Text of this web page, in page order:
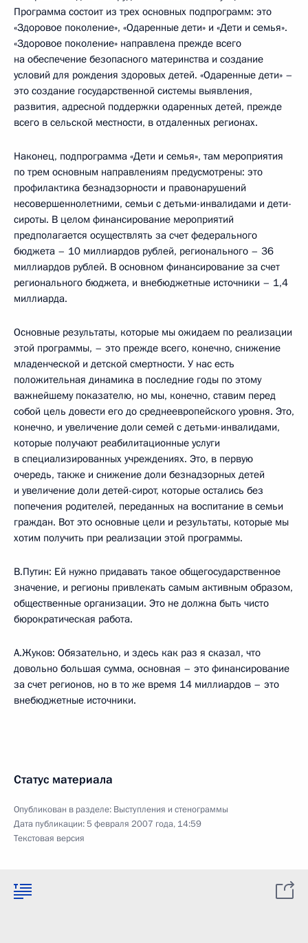
Программа состоит из трех основных подпрограмм: это
«Здоровое поколение», «Одаренные дети» и «Дети и семья».
«Здоровое поколение» направлена прежде всего
на обеспечение безопасного материнства и создание
условий для рождения здоровых детей. «Одаренные дети» –
это создание государственной системы выявления,
развития, адресной поддержки одаренных детей, прежде
всего в сельской местности, в отдаленных регионах.
Наконец, подпрограмма «Дети и семья», там мероприятия
по трем основным направлениям предусмотрены: это
профилактика безнадзорности и правонарушений
несовершеннолетними, семьи с детьми-инвалидами и дети-
сироты. В целом финансирование мероприятий
предполагается осуществлять за счет федерального
бюджета – 10 миллиардов рублей, регионального – 36
миллиардов рублей. В основном финансирование за счет
регионального бюджета, и внебюджетные источники – 1,4
миллиарда.
Основные результаты, которые мы ожидаем по реализации
этой программы, – это прежде всего, конечно, снижение
младенческой и детской смертности. У нас есть
положительная динамика в последние годы по этому
важнейшему показателю, но мы, конечно, ставим перед
собой цель довести его до среднеевропейского уровня. Это,
конечно, и увеличение доли семей с детьми-инвалидами,
которые получают реабилитационные услуги
в специализированных учреждениях. Это, в первую
очередь, также и снижение доли безнадзорных детей
и увеличение доли детей-сирот, которые остались без
попечения родителей, переданных на воспитание в семьи
граждан. Вот это основные цели и результаты, которые мы
хотим получить при реализации этой программы.
В.Путин: Ей нужно придавать такое общегосударственное
значение, и регионы привлекать самым активным образом,
общественные организации. Это не должна быть чисто
бюрократическая работа.
А.Жуков: Обязательно, и здесь как раз я сказал, что
довольно большая сумма, основная – это финансирование
за счет регионов, но в то же время 14 миллиардов – это
внебюджетные источники.
Статус материала
Опубликован в разделе: Выступления и стенограммы
Дата публикации:5 февраля 2007 года, 14:59
Текстовая версия